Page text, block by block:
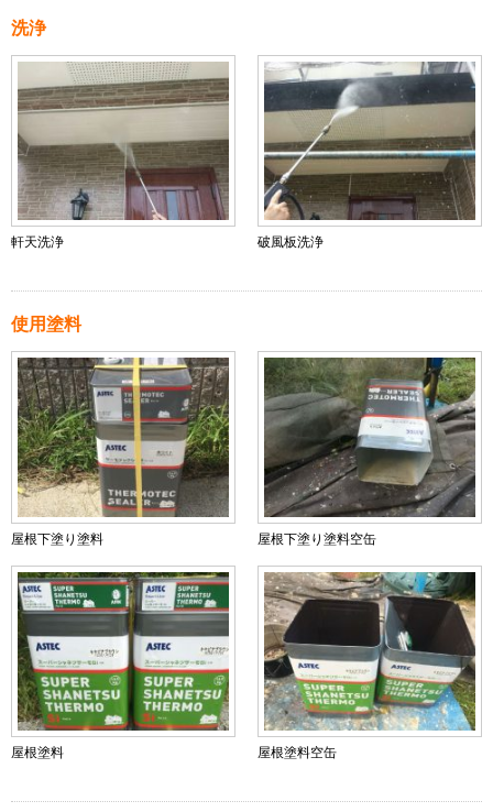
洗浄
軒天洗浄 破風板洗浄
使用塗料
屋根下塗り塗料 屋根下塗り塗料空缶
屋根塗料 屋根塗料空缶